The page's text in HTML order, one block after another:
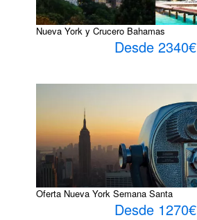
Nueva York y Crucero Bahamas
Desde 2340€
Oferta Nueva York Semana Santa
Desde 1270€